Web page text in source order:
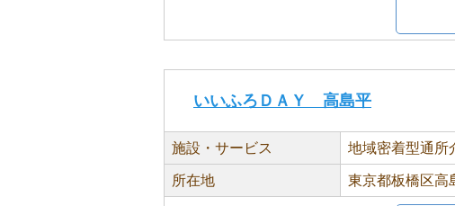
いいふろＤＡＹ 高島平
施設・サービス 地域密着型通所
所在地 東京都板橋区高